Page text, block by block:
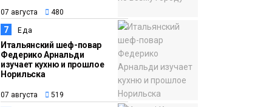
07 августа 480
7 Еда
Итальянский шеф-повар
Федерико Арнальди
изучает кухню и прошлое
Норильска
07 августа 519